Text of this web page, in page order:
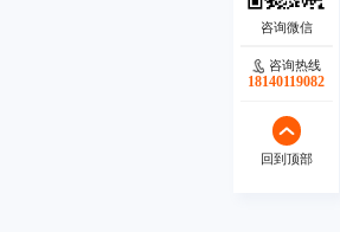
咨询热线
18140119082
回到顶部